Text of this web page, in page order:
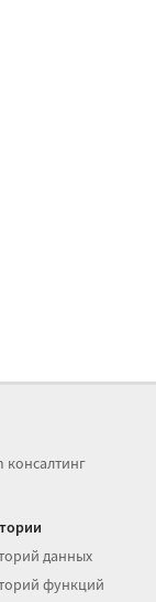
консалтинг
данных
функций